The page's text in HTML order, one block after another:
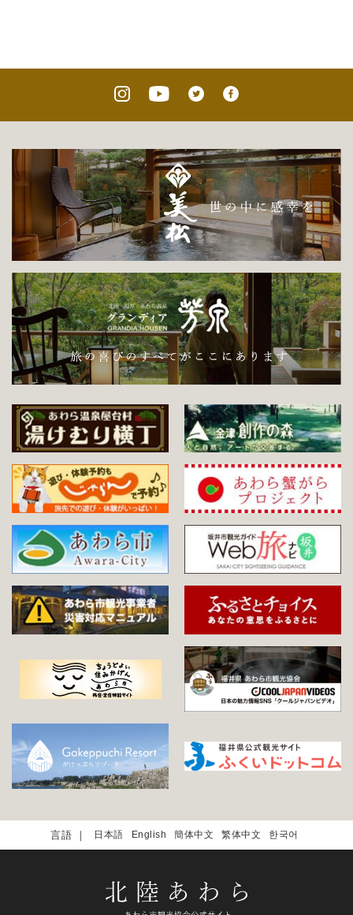
日本語 English 簡体中文 繁体中文 한국어